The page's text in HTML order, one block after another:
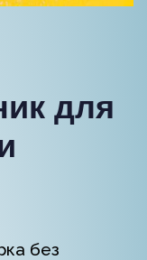
для
без